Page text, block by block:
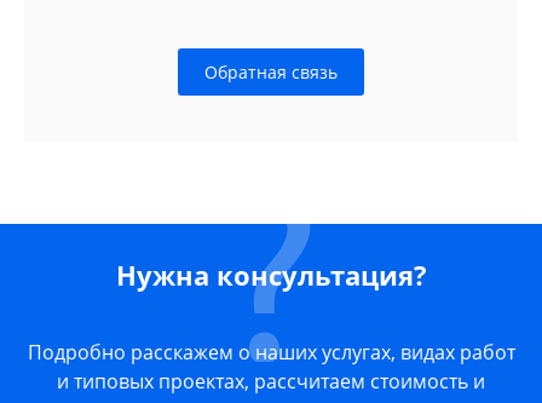
Обратная связь
Нужна консультация?
Подробно расскажем о наших услугах, видах работ
и типовых проектах, рассчитаем стоимость и